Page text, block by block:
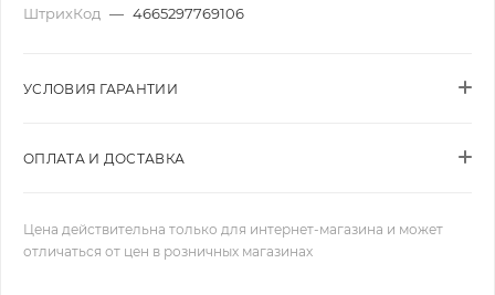
ШтрихКод — 4665297769106
УСЛОВИЯ ГАРАНТИИ
ОПЛАТА И ДОСТАВКА
Цена действительна только для интернет-магазина и может
отличаться от цен в розничных магазинах